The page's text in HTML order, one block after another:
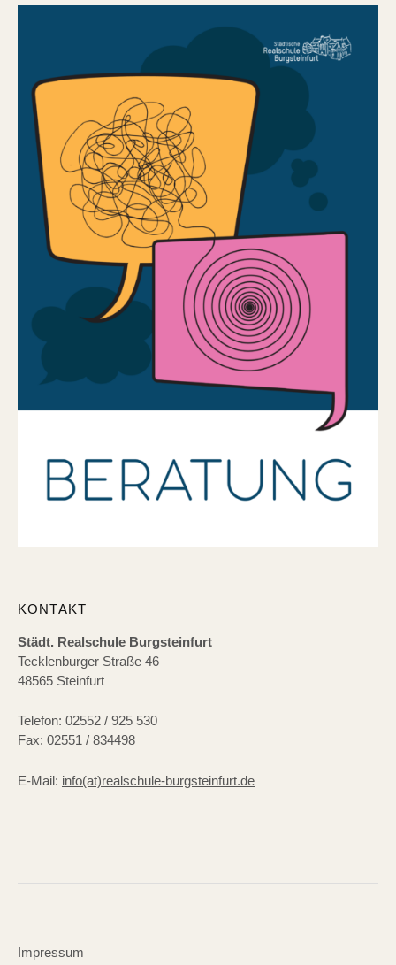
KONTAKT
Städt. Realschule Burgsteinfurt
Tecklenburger Straße 46
48565 Steinfurt
Telefon: 02552 / 925 530
Fax: 02551 / 834498
E-Mail: info(at)realschule-burgsteinfurt.de
Impressum